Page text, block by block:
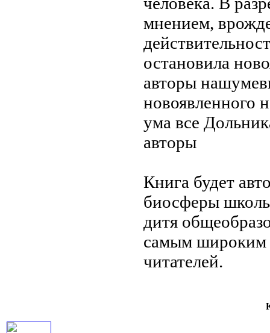
мнением,
остановила
авторы
новоявленного
ума все
авторы
Книга будет
биосферы
дитя
самым широким
читателей.